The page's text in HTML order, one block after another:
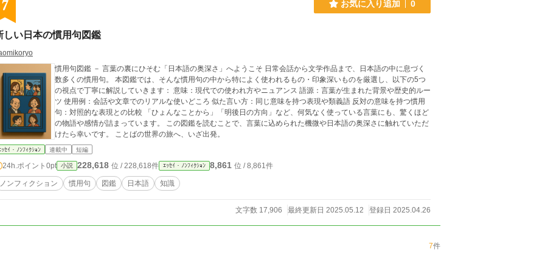
7 お気に入り追加 0
しい日本の慣用句図鑑
慣用句図鑑 － 言葉の裏にひそむ「日本語の奥深さ」へようこそ 日常会話から文学作品まで、日本語の中に息づく
数多くの慣用句。 本図鑑では、そんな慣用句の中から特によく使われるもの・印象深いものを厳選し、以下の5つ
の視点で丁寧に解説していきます： 意味：現代での使われ方やニュアンス 語源：言葉が生まれた背景や歴史的ルー
ツ 使用例：会話や文章でのリアルな使いどころ 似た言い方：同じ意味を持つ表現や類義語 反対の意味を持つ慣用
句：対照的な表現との比較 「ひょんなことから」「明後日の方向」など、何気なく使っている言葉にも、驚くほど
の物語や感情が詰まっています。 この図鑑を読むことで、言葉に込められた機微や日本語の奥深さに触れていただ
けたら幸いです。 ことばの世界の旅へ、いざ出発。
ｯｾｲ・ﾉﾝﾌｨｸｼｮﾝ 連載中 短編
24h.ポイント 0pt 小説 228,618 位 / 228,618件 ｴｯｾｲ・ﾉﾝﾌｨｸｼｮﾝ 8,861 位 / 8,861件
ノンフィクション 慣用句 図鑑 日本語 知識
文字数 17,906 最終更新日 2025.05.12 登録日 2025.04.26
7件